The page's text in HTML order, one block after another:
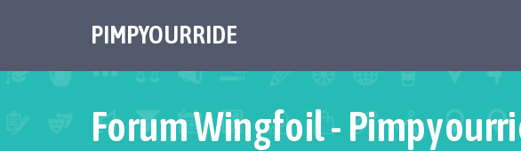
PIMPYOURRIDE
Forum Wingfoil -